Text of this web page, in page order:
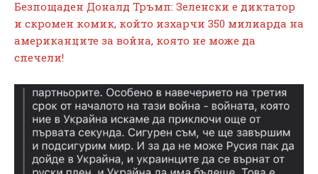
Безпощаден Доналд Тръмп: Зеленски е диктатор
и скромен комик, който изхарчи 350 милиарда на
американците за война, която не може да
спечели!